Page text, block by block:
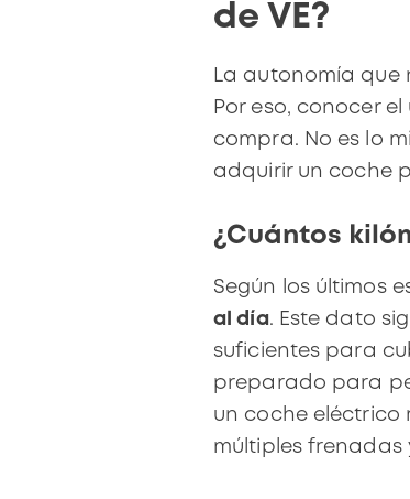
de VE?
La autonomía que
Por eso, conocer
compra. No es lo
adquirir un coche
¿Cuántos
Según los últimos
al día. Este dato
suficientes para
preparado para
un coche eléctrico
múltiples frenadas